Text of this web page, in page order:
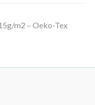
m2 – Oeko-Tex